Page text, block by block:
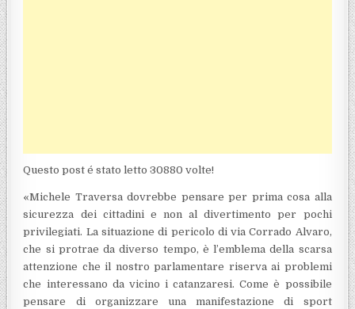
Questo post é stato letto 30880 volte!
«Michele Traversa dovrebbe pensare per prima cosa alla
sicurezza dei cittadini e non al divertimento per pochi
privilegiati. La situazione di pericolo di via Corrado Alvaro,
che si protrae da diverso tempo, è l’emblema della scarsa
attenzione che il nostro parlamentare riserva ai problemi
che interessano da vicino i catanzaresi. Come è possibile
pensare di organizzare una manifestazione di sport